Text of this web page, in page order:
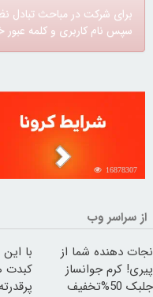
برای شرکت در مباحث تبادل
سپس نام کاربری و کلمه عبور
16878307
از سراسر وب
نجات دهنده شما از
پیری! کرم جوانساز
جلبک 50%تخفیف
با
کبدت
پرقدرته55%تخفیف